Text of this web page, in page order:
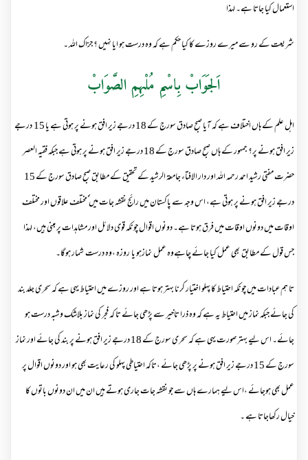
استعمال کیا جاتا ہے۔ لہذا
شریعت کے رو سے میرے روزے کا کیا حکم ہے کہ وہ درست ہو ایا نہیں ؟ جزاک اللہ ۔
اَلجَوَابْ بِاسْمِ مُلْہِمِ الصَّوَابْ
اہل علم کے ہاں اختلاف ہے کہ آیا صبح صادق سورج کے 18 درجے زیر افق ہونے پر ہوتی ہے یا 15 درجے
زیر افق ہونے پر؟ جمہور کے ہاں صبح صادق سورج کے 18 درجے زیر افق ہونے پر ہوتی ہے جبکہ فقیہ العصر
حضرت مفتی رشید احمد رحمہ اللہ اور دار الافتاء جامعۃ الرشید کے تحقیق کے مطابق صبح صادق سورج کے 15
درجے زیر افق ہونے پر ہوتی ہے، اس وجہ سے پاکستان میں رائج نقشہ جات میں ؐمختلف علاقوں اور مختلف
اوقات میں دونوں اوقات میں فرق ہوتا ہے۔ دونوں اقوال چونکہ قوی دلائل اور مشاہدات پر مبنی ہیں، لہذا
جس قول کے مطابق بھی عمل کیا جائے چاہےوہ عمل نمازہو یا روزہ ،وہ درست شمار ہوگا۔
تا ہم عبادات میں چونکہ احتیاط کا پہلو اختیار کرنا بہتر ہوتا ہے اور روزے میں احتیاط یہی ہے کہ سحری جلد بند
کی جائے جبکہ نماز میں احتیاط یہ ہے کہ وہ ذرا تاخیر سے پڑھی جائے تا کہ فجر کی نماز بلاشک وشبہ درست ہو
جائے۔ اس لیے بہتر صورت یہی ہے کہ سحری سورج کے 18 درجے زیر افق ہونے پر بند کی جائے اور نماز
سورج کے 15 درجے زیر افق ہونے پر پڑھی جائے ،تاکہ احتیاطی پہلو کی رعایت بھی ہو اور دونوں اقوال پر
عمل بھی ہوجائے ،اس لیے ہمارے ہاں سے جو نقشہ جات جاری ہوتے ہیں ان میں ان دونوں باتوں کا
خیال رکھاجاتا ہے ۔